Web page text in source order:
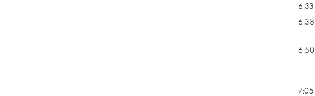
6:33
6:38
6:50
7:05